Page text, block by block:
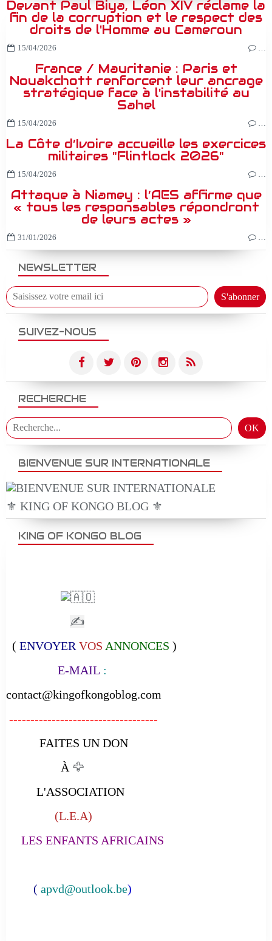
NEWSLETTER
SUIVEZ-NOUS
RECHERCHE
BIENVENUE SUR INTERNATIONALE
⚜️ KING OF KONGO BLOG ⚜️
Devant Paul Biya, Léon XIV réclame la
fin de la corruption et le respect des
droits de l'Homme au Cameroun
15/04/2026 …
France / Mauritanie : Paris et
Nouakchott renforcent leur ancrage
stratégique face à l'instabilité au
Sahel
15/04/2026 …
La Côte d’Ivoire accueille les exercices
militaires "Flintlock 2026"
15/04/2026 …
Attaque à Niamey : l’AES affirme que
« tous les responsables répondront
de leurs actes »
31/01/2026 …
KING OF KONGO BLOG
✍
( ENVOYER VOS ANNONCES )
E-MAIL :
contact@kingofkongoblog.com
-----------------------------------
FAITES UN DON
À 🦅
L'ASSOCIATION
(L.E.A)
LES ENFANTS AFRICAINS
( apvd@outlook.be)